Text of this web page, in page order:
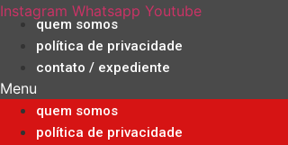
Ir
conteúdo
Instagram Whatsapp Youtube
quem somos
política de privacidade
contato / expediente
Menu
quem somos
política de privacidade